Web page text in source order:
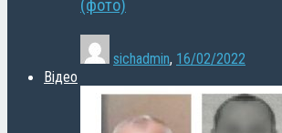
(фото)
sichadmin, 16/02/2022
Відео